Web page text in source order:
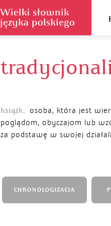
książk. osoba, która jest
poglądom, obyczajom lub
za podstawę w swojej
CHRONOLOGIZACJA